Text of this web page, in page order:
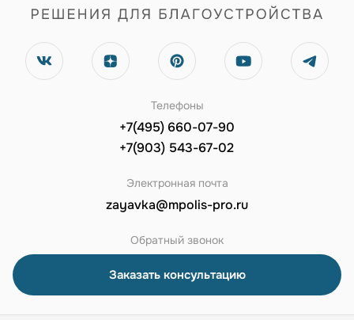
Телефоны
+7(495) 660-07-90
+7(903) 543-67-02
Электронная почта
zayavka@mpolis-pro.ru
Обратный звонок
Заказать консультацию